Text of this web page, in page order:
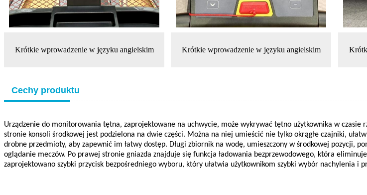
Krótkie wprowadzenie w języku angielskim Krótkie wprowadzenie w języku angielskim
Cechy produktu
Urządzenie do monitorowania tętna, zaprojektowane na uchwycie, może wykrywać tętno użytkownika w
stronie konsoli środkowej jest podzielona na dwie części. Można na niej umieścić nie tylko okrągłe czajniki,
drobne przedmioty, aby zapewnić im łatwy dostęp. Długi zbiornik na wodę, umieszczony w środkowej pozycji,
oglądanie meczów. Po prawej stronie gniazda znajduje się funkcja ładowania bezprzewodowego, która
zaprojektowano szybki przycisk bezpośredniego wyboru, który ułatwia użytkownikom szybki wybór nachylenia i